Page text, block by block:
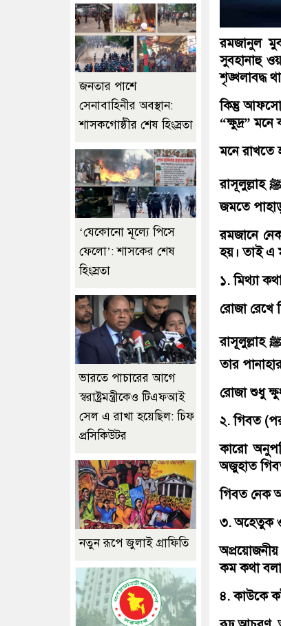
রমজানুল
সুবহানাহু
শৃঙ্খলাবদ্ধ
কিন্তু
“ক্ষুদ্র”
মনে রাখতে
রাসূলুল্লাহ ﷺ ইরশাদ করেন: “ছোট গুনাহ থেকে সাবধান থাকো; কারণ ছোট গুনাহ জমতে
জমতে
রমজানে
হয়। তাই এ
১. মিথ্যা
রোজা রেখে
রাসূলুল্লাহ ﷺ বলেন: “যে ব্যক্তি মিথ্যা কথা ও মন্দ কাজ পরিত্যাগ করে না, আল্লাহর কাছে
তার
রোজা শুধু
২. গিবত
কারো
অজুহাত
গিবত নেক
৩. অহেতুক
কম কথা
৪. কাউকে
জনতার পাশে
সেনাবাহিনীর অবস্থান:
শাসকগোষ্ঠীর শেষ হিংস্রতা
‘যেকোনো মূল্যে পিসে
ফেলো’: শাসকের শেষ
হিংস্রতা
ভারতে পাচারের আগে
স্বরাষ্ট্রমন্ত্রীকেও টিএফআই
সেল এ রাখা হয়েছিল: চিফ
প্রসিকিউটর
নতুন রূপে জুলাই গ্রাফিতি